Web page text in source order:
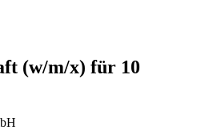
(w/m/x) für 10